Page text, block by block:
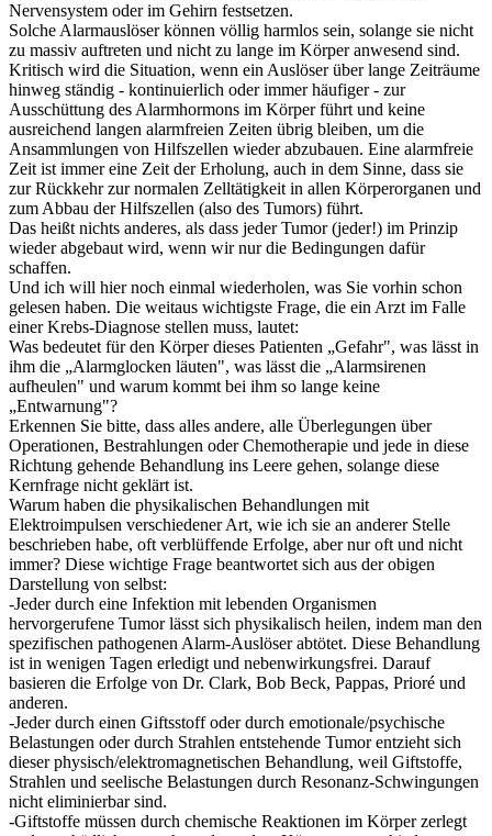
Nervensystem oder im Gehirn festsetzen.
Solche Alarmauslöser können völlig harmlos sein, solange sie nicht
zu massiv auftreten und nicht zu lange im Körper anwesend sind.
Kritisch wird die Situation, wenn ein Auslöser über lange Zeiträume
hinweg ständig - kontinuierlich oder immer häufiger - zur
Ausschüttung des Alarmhormons im Körper führt und keine
ausreichend langen alarmfreien Zeiten übrig bleiben, um die
Ansammlungen von Hilfszellen wieder abzubauen. Eine alarmfreie
Zeit ist immer eine Zeit der Erholung, auch in dem Sinne, dass sie
zur Rückkehr zur normalen Zelltätigkeit in allen Körperorganen und
zum Abbau der Hilfszellen (also des Tumors) führt.
Das heißt nichts anderes, als dass jeder Tumor (jeder!) im Prinzip
wieder abgebaut wird, wenn wir nur die Bedingungen dafür
schaffen.
Und ich will hier noch einmal wiederholen, was Sie vorhin schon
gelesen haben. Die weitaus wichtigste Frage, die ein Arzt im Falle
einer Krebs-Diagnose stellen muss, lautet:
Was bedeutet für den Körper dieses Patienten „Gefahr", was lässt in
ihm die „Alarmglocken läuten", was lässt die „Alarmsirenen
aufheulen" und warum kommt bei ihm so lange keine
„Entwarnung"?
Erkennen Sie bitte, dass alles andere, alle Überlegungen über
Operationen, Bestrahlungen oder Chemotherapie und jede in diese
Richtung gehende Behandlung ins Leere gehen, solange diese
Kernfrage nicht geklärt ist.
Warum haben die physikalischen Behandlungen mit
Elektroimpulsen verschiedener Art, wie ich sie an anderer Stelle
beschrieben habe, oft verblüffende Erfolge, aber nur oft und nicht
immer? Diese wichtige Frage beantwortet sich aus der obigen
Darstellung von selbst:
-Jeder durch eine Infektion mit lebenden Organismen
hervorgerufene Tumor lässt sich physikalisch heilen, indem man den
spezifischen pathogenen Alarm-Auslöser abtötet. Diese Behandlung
ist in wenigen Tagen erledigt und nebenwirkungsfrei. Darauf
basieren die Erfolge von Dr. Clark, Bob Beck, Pappas, Prioré und
anderen.
-Jeder durch einen Giftsstoff oder durch emotionale/psychische
Belastungen oder durch Strahlen entstehende Tumor entzieht sich
dieser physisch/elektromagnetischen Behandlung, weil Giftstoffe,
Strahlen und seelische Belastungen durch Resonanz-Schwingungen
nicht eliminierbar sind.
-Giftstoffe müssen durch chemische Reaktionen im Körper zerlegt